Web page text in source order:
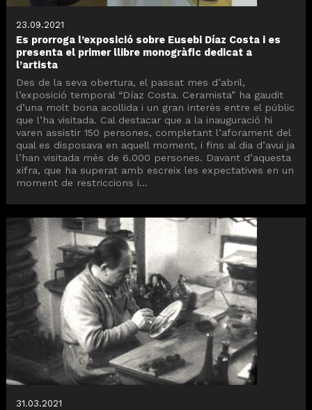
23.09.2021
Es prorroga l’exposició sobre Eusebi Díaz Costa i es
presenta el primer llibre monogràfic dedicat a
l’artista
Des de la seva obertura, el passat mes d’abril,
l’exposició temporal “Díaz Costa. Ceramista” ha gaudit
d’una molt bona acollida i un gran interès entre el públic
que l’ha visitada. Cal destacar que a la inauguració hi
varen assistir 150 persones, completant l’aforament del
qual es disposava en aquell moment, i fins al dia d’avui ja
l’han visitada més de 6.000 persones. Davant d’aquesta
xifra, que ha superat amb escreix les expectatives en un
moment de restriccions i...
31.03.2021